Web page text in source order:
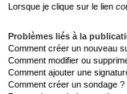
Lorsque je clique sur le lien
Problèmes liés à la
Comment créer un nouveau
Comment modifier ou
Comment ajouter une
Comment créer un sondage ?